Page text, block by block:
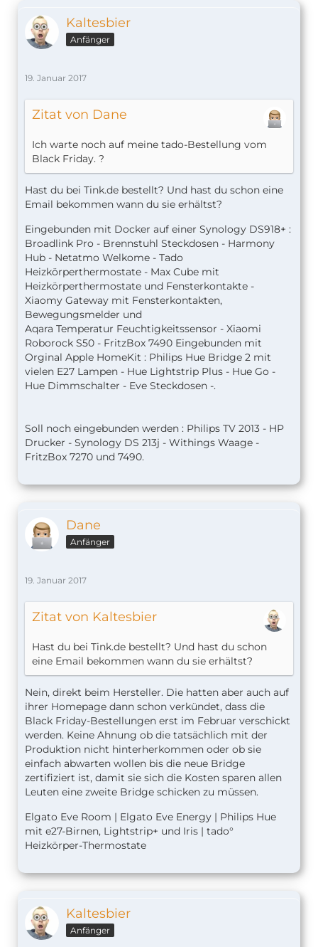
Kaltesbier
Anfänger
19. Januar 2017
Zitat von Dane
Ich warte noch auf meine tado-Bestellung vom
Black Friday. ?
Hast du bei Tink.de bestellt? Und hast du schon eine
Email bekommen wann du sie erhältst?
Eingebunden mit Docker auf einer Synology DS918+ :
Broadlink Pro - Brennstuhl Steckdosen - Harmony
Hub - Netatmo Welkome - Tado
Heizkörperthermostate - Max Cube mit
Heizkörperthermostate und Fensterkontakte -
Xiaomy Gateway mit Fensterkontakten,
Bewegungsmelder und
Aqara Temperatur Feuchtigkeitssensor - Xiaomi
Roborock S50 - FritzBox 7490 Eingebunden mit
Orginal Apple HomeKit : Philips Hue Bridge 2 mit
vielen E27 Lampen - Hue Lightstrip Plus - Hue Go -
Hue Dimmschalter - Eve Steckdosen -.
Soll noch eingebunden werden : Philips TV 2013 - HP
Drucker - Synology DS 213j - Withings Waage -
FritzBox 7270 und 7490.
Dane
Anfänger
19. Januar 2017
Zitat von Kaltesbier
Hast du bei Tink.de bestellt? Und hast du schon
eine Email bekommen wann du sie erhältst?
Nein, direkt beim Hersteller. Die hatten aber auch auf
ihrer Homepage dann schon verkündet, dass die
Black Friday-Bestellungen erst im Februar verschickt
werden. Keine Ahnung ob die tatsächlich mit der
Produktion nicht hinterherkommen oder ob sie
einfach abwarten wollen bis die neue Bridge
zertifiziert ist, damit sie sich die Kosten sparen allen
Leuten eine zweite Bridge schicken zu müssen.
Elgato Eve Room | Elgato Eve Energy | Philips Hue
mit e27-Birnen, Lightstrip+ und Iris | tado°
Heizkörper-Thermostate
Kaltesbier
Anfänger